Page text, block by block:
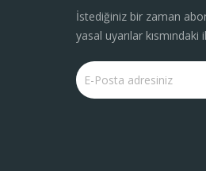
İstediğiniz bir zaman
yasal uyarılar